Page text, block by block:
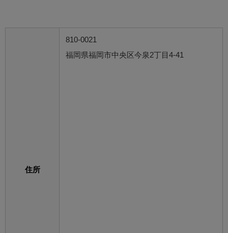
住所
810-0021
福岡県福岡市中央区今泉2丁目4-41